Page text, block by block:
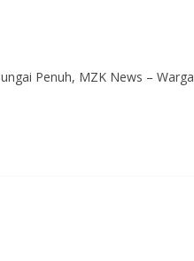
Penuh, MZK News – Warga